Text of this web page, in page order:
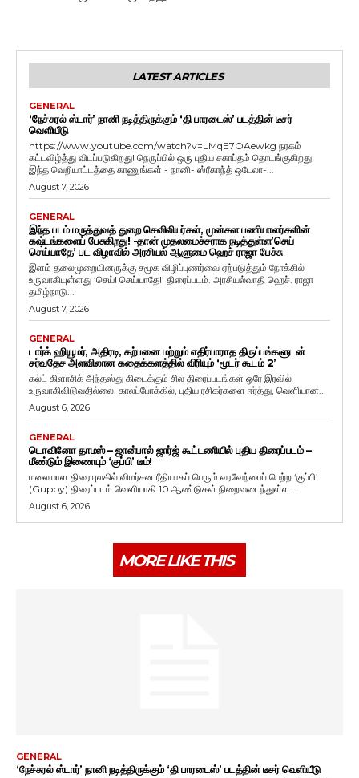
LATEST ARTICLES
GENERAL
‘நேச்சுரல் ஸ்டார்’ நானி நடித்திருக்கும் ‘தி பாரடைஸ்’ படத்தின் டீசர்
வெளியீடு
https://www.youtube.com/watch?v=LMqE7OAewkg நரகம்
கட்டவிழ்த்து விடப்படுகிறது! நெருப்பில் ஒரு புதிய சகாப்தம் தொடங்குகிறது!
இந்த வெறியாட்டத்தை காணுங்கள்!- நானி- ஸ்ரீகாந்த் ஒடேலா-...
August 7, 2026
GENERAL
இந்த படம் மருத்துவத் துறை செவிலியர்கள், முன்கள பணியாளர்களின்
கஷ்டங்களைப் பேசுகிறது! -தான் முதலமைச்சராக நடித்துள்ள’செய்
செய்யாதே’ பட விழாவில் அரசியல் ஆளுமை ஹெச் ராஜா பேச்சு
இளம் தலைமுறையினருக்கு சமூக விழிப்புணர்வை ஏற்படுத்தும் நோக்கில்
உருவாகியுள்ளது ‘செய்! செய்யாதே!’ திரைப்படம். அரசியல்வாதி ஹெச். ராஜா
தமிழ்நாடு...
August 7, 2026
GENERAL
டார்க் ஹியூமர், அதிரடி, கற்பனை மற்றும் எதிர்பாராத திருப்பங்களுடன்
சர்வதேச அளவிலான கதைக்களத்தில் விரியும் ‘மூடர் கூடம் 2’
கல்ட் கிளாசிக் அந்தஸ்து கிடைக்கும் சில திரைப்படங்கள் ஒரே இரவில்
உருவாகிவிடுவதில்லை. காலப்போக்கில், புதிய ரசிகர்களை ஈர்த்து, வெளியான...
August 6, 2026
GENERAL
டொவினோ தாமஸ் – ஜான்பால் ஜார்ஜ் கூட்டணியில் புதிய திரைப்படம் –
மீண்டும் இணையும் ‘குப்பி’ டீம்!
மலையாள திரையுலகில் விமர்சன ரீதியாகப் பெரும் வரவேற்பைப் பெற்ற ‘குப்பி’
(Guppy) திரைப்படம் வெளியாகி 10 ஆண்டுகள் நிறைவடைந்துள்ள...
August 6, 2026
MORE LIKE THIS
GENERAL
‘நேச்சுரல் ஸ்டார்’ நானி நடித்திருக்கும் ‘தி பாரடைஸ்’ படத்தின் டீசர் வெளியீடு